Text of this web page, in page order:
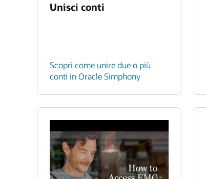
Unisci conti
Scopri come unire due o più
conti in Oracle Simphony